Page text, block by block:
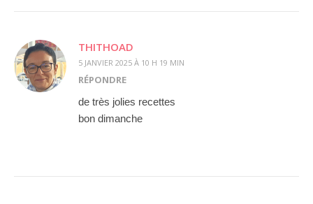
THITHOAD
5 JANVIER 2025 À 10 H 19 MIN
RÉPONDRE
de très jolies recettes
bon dimanche